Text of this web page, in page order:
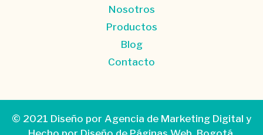
Nosotros
Productos
Blog
Contacto
© 2021 Diseño por Agencia de Marketing Digital y